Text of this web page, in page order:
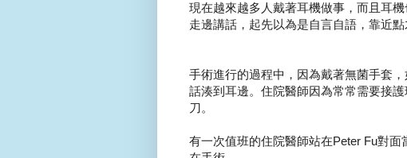
現在越來越多人戴著耳機做事，而且耳
走邊講話，起先以為是自言自語，靠近點
手術進行的過程中，因為戴著無菌手套
話湊到耳邊。住院醫師因為常常需要接
刀。
有一次值班的住院醫師站在Peter Fu對